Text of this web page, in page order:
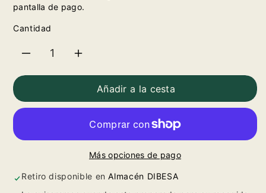
pantalla de pago.
Cantidad
Vega
cantidad
para
Vega
Sicilia
Añadir a la cesta
Más opciones de pago
Retiro disponible enAlmacén DIBESA